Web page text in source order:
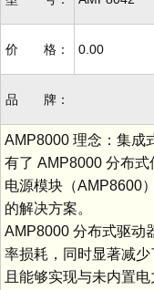
价 格： 0.00
品 牌：
AMP8000 理念：集成
有了 AMP8000 分布
电源模块（AMP8600
的解决方案。
AMP8000 分布式驱动
率损耗，同时显著减
且能够实现与未内置